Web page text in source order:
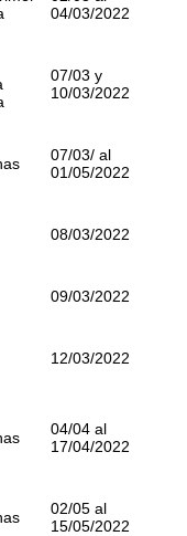
04/03/2022
07/03 y
10/03/2022
07/03/ al
01/05/2022
08/03/2022
09/03/2022
12/03/2022
04/04 al
17/04/2022
02/05 al
15/05/2022